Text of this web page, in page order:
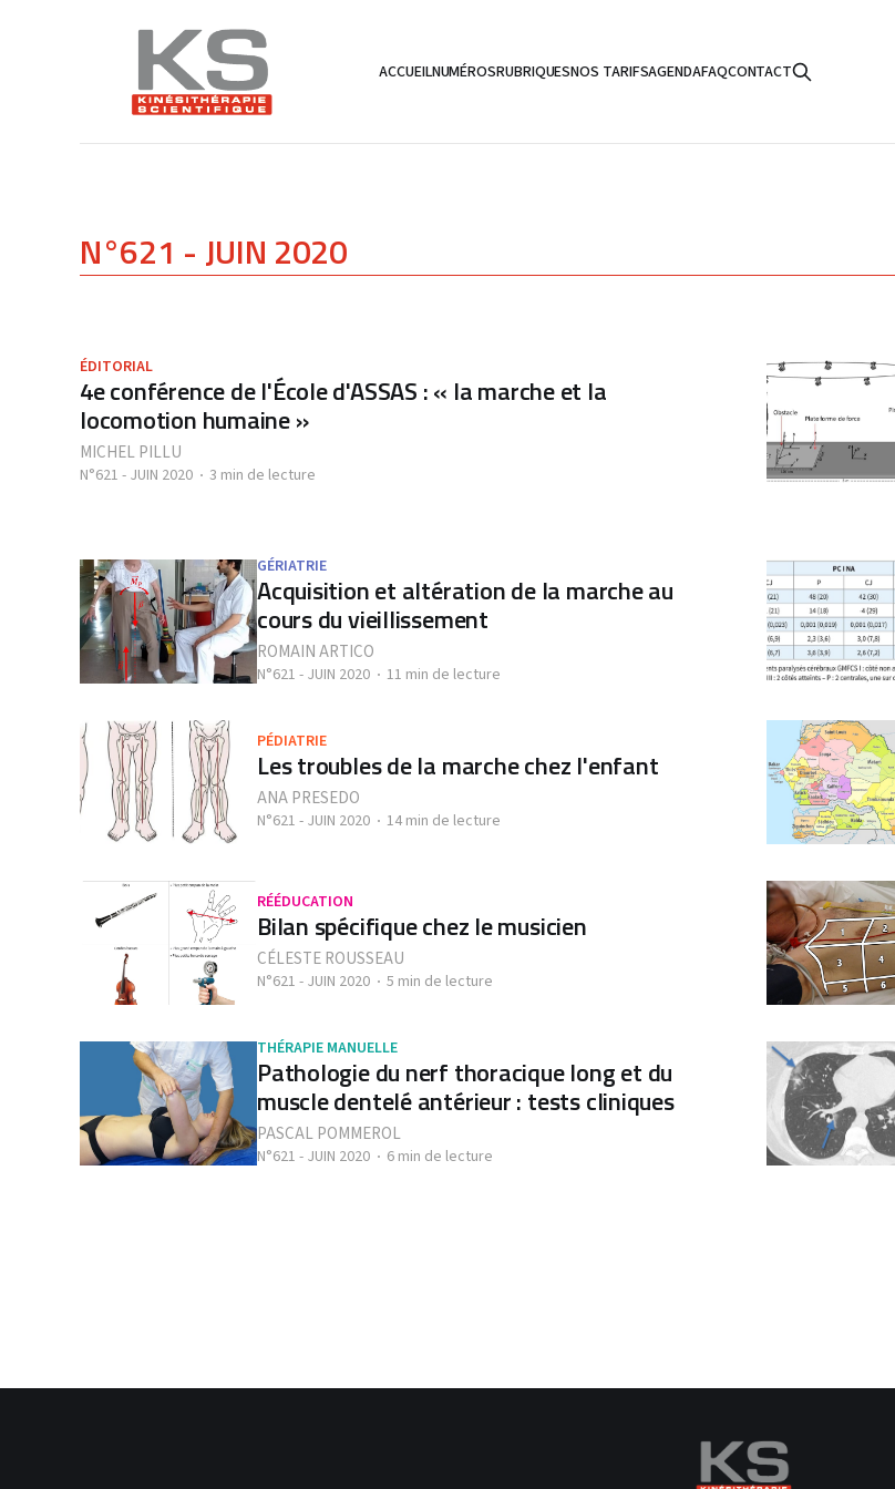
ACCUEILNUMÉROSRUBRIQUESNOS TARIFSAGENDAFAQCONTACT
N°621 - JUIN 2020
ÉDITORIAL
4e conférence de l'École d'ASSAS : « la marche et la
locomotion humaine »
MICHEL PILLU
N°621 - JUIN 2020 3 min de lecture
GÉRIATRIE
Acquisition et altération de la marche au
cours du vieillissement
ROMAIN ARTICO
N°621 - JUIN 2020 11 min de lecture
PÉDIATRIE
Les troubles de la marche chez l'enfant
ANA PRESEDO
N°621 - JUIN 2020 14 min de lecture
RÉÉDUCATION
Bilan spécifique chez le musicien
CÉLESTE ROUSSEAU
N°621 - JUIN 2020 5 min de lecture
THÉRAPIE MANUELLE
Pathologie du nerf thoracique long et du
muscle dentelé antérieur : tests cliniques
PASCAL POMMEROL
N°621 - JUIN 2020 6 min de lecture